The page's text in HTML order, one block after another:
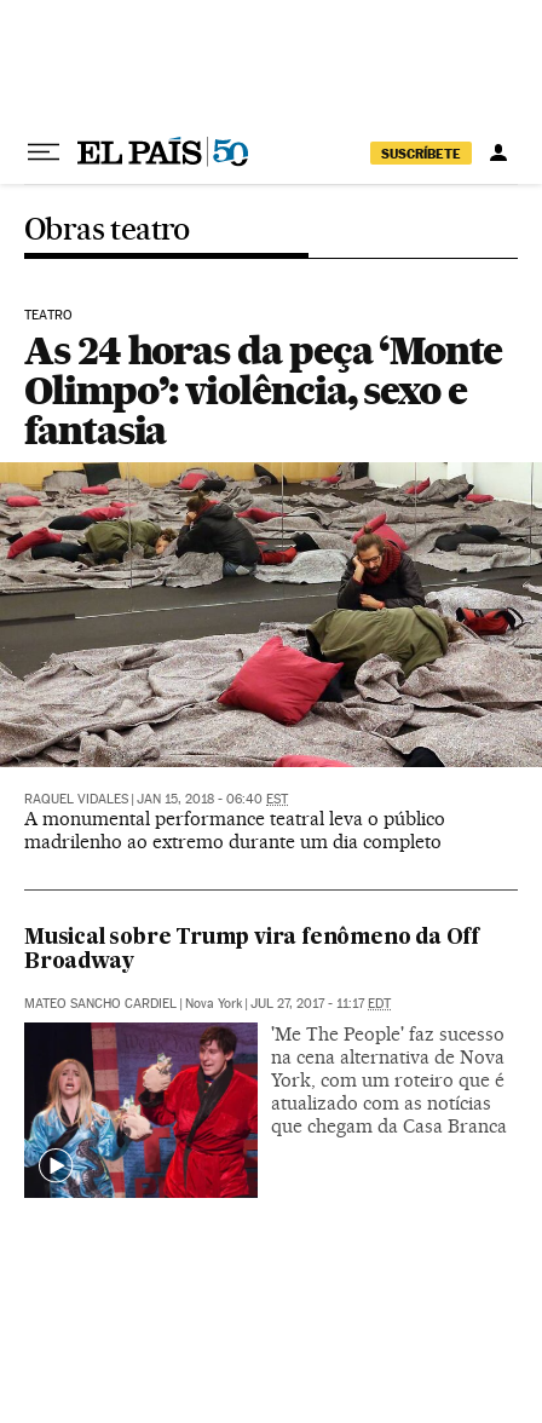
SUSCRÍBETE
Obras teatro
TEATRO
As 24 horas da peça ‘Monte
Olimpo’: violência, sexo e
fantasia
RAQUEL VIDALES JAN 15, 2018 - 06:40 EST
A monumental performance teatral leva o público
madrilenho ao extremo durante um dia completo
Musical sobre Trump vira fenômeno da Off
Broadway
MATEO SANCHO CARDIEL Nova York JUL 27, 2017 - 11:17 EDT
'Me The People' faz sucesso
na cena alternativa de Nova
York, com um roteiro que é
atualizado com as notícias
que chegam da Casa Branca